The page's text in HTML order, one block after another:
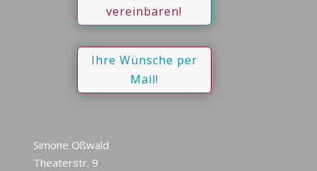
vereinbaren!
Ihre Wünsche per
Mail!
Simone Oßwald
Theaterstr. 9